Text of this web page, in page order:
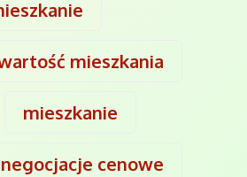
mieszkania
mieszkanie
negocjacje cenowe